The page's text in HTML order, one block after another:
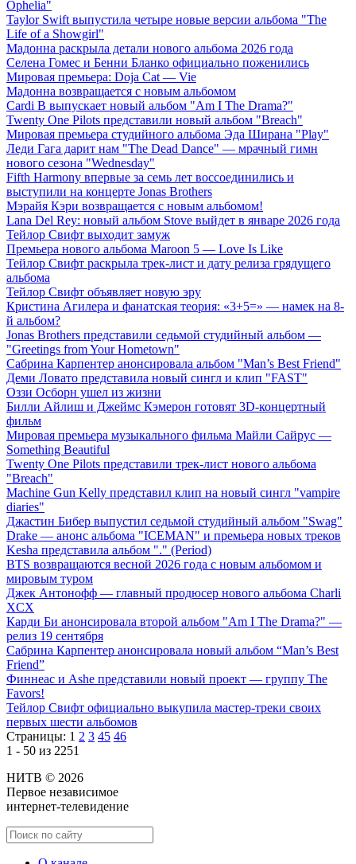
Ophelia"
Taylor Swift выпустила четыре новые версии альбома "The
Life of a Showgirl"
Мадонна раскрыла детали нового альбома 2026 года
Селена Гомес и Бенни Бланко официально поженились
Мировая премьера: Doja Cat — Vie
Мадонна возвращается с новым альбомом
Cardi B выпускает новый альбом "Am I The Drama?"
Twenty One Pilots представили новый альбом "Breach"
Мировая премьера студийного альбома Эда Ширана "Play"
Леди Гага дарит нам "The Dead Dance" — мрачный гимн
нового сезона "Wednesday"
Fifth Harmony впервые за семь лет воссоединились и
выступили на концерте Jonas Brothers
Мэрайя Кэри возвращается с новым альбомом!
Lana Del Rey: новый альбом Stove выйдет в январе 2026 года
Тейлор Свифт выходит замуж
Премьера нового альбома Maroon 5 — Love Is Like
Тейлор Свифт раскрыла трек-лист и дату релиза грядущего
альбома
Тейлор Свифт объявляет новую эру
Кристина Агилера и фанатская теория: «3+5=» — намек на 8-
й альбом?
Jonas Brothers представили седьмой студийный альбом —
"Greetings from Your Hometown"
Сабрина Карпентер анонсировала альбом "Man’s Best Friend"
Деми Ловато представила новый сингл и клип "FAST"
Оззи Осборн ушел из жизни
Билли Айлиш и Джеймс Кэмерон готовят 3D-концертный
фильм
Мировая премьера музыкального фильма Майли Сайрус —
Something Beautiful
Twenty One Pilots представили трек-лист нового альбома
"Breach"
Machine Gun Kelly представил клип на новый сингл "vampire
diaries"
Джастин Бибер выпустил седьмой студийный альбом "Swag"
Drake — анонс альбома "ICEMAN" и премьера новых треков
Kesha представила альбом "." (Period)
BTS возвращаются весной 2026 года с новым альбомом и
мировым туром
Джек Антонофф — главный продюсер нового альбома Charli
XCX
Карди Би анонсировала второй альбом "Am I The Drama?" —
релиз 19 сентября
Сабрина Карпентер анонсировала новый альбом “Man’s Best
Friend”
Финнеас и Ashe представили новый проект — группу The
Favors!
Тейлор Свифт официально выкупила мастер-треки своих
первых шести альбомов
Страницы: 1 2 3 45 46
1 - 50 из 2251
НИТВ © 2026
Первое независимое
интернет-телевидение